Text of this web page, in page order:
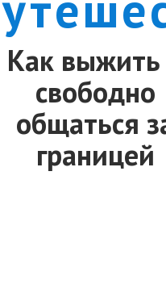
Как выжить
свободно
общаться
границей